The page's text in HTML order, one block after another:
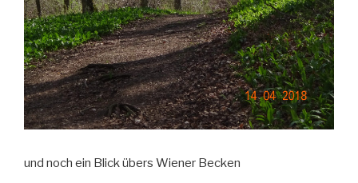
und noch ein Blick übers Wiener Becken